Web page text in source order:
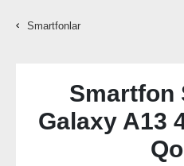
Smartfonlar
Smartfon
Galaxy A13